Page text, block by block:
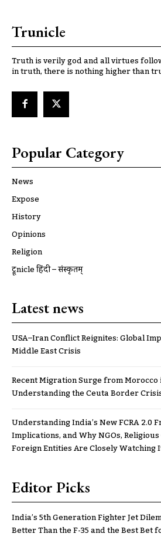
Trunicle
Truth is verily god and all virtues
in truth, there is nothing higher than
Popular Category
News
Expose
History
Opinions
Religion
ट्रूnicle हिंदी – संस्कृतम्
Latest news
USA–Iran Conflict Reignites: Global
Middle East Crisis
Recent Migration Surge from Morocco
Understanding the Ceuta Border
Understanding India’s New FCRA 2.0
Implications, and Why NGOs,
Foreign Entities Are Closely Watching
Editor Picks
India’s 5th Generation Fighter Jet
Better Than the F-35 and the Best Bet